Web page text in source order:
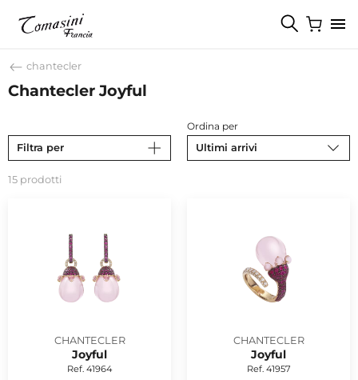
chantecler
Chantecler Joyful
Filtra per
Ordina per
Ultimi arrivi
15 prodotti
CHANTECLER
Joyful
Ref. 41964
CHANTECLER
Joyful
Ref. 41957